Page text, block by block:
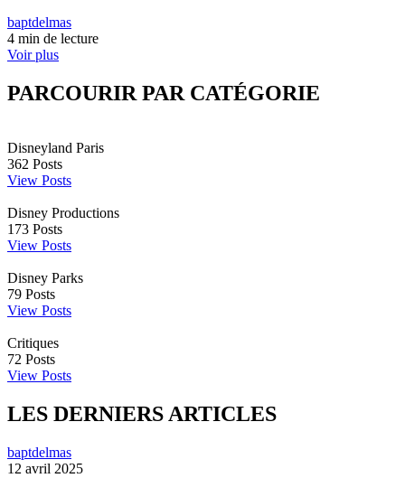
baptdelmas
4 min de lecture
Voir plus
PARCOURIR PAR CATÉGORIE
Disneyland Paris
362 Posts
View Posts
Disney Productions
173 Posts
View Posts
Disney Parks
79 Posts
View Posts
Critiques
72 Posts
View Posts
LES DERNIERS ARTICLES
baptdelmas
12 avril 2025